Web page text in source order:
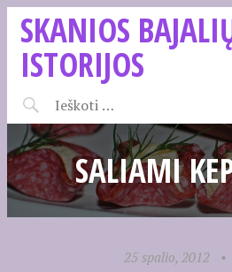
SKANIOS
ISTORIJOS
SALIAMI
25 spalio, 2012 •